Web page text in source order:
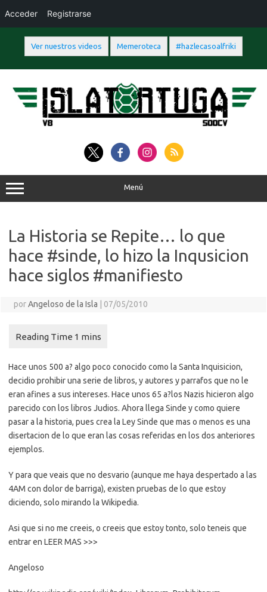
Ver nuestros videos Memeroteca #hazlecasoalfriki
contenido
Menú
La Historia se Repite… lo que
hace #sinde, lo hizo la Inqusicion
hace siglos #manifiesto
porAngeloso de la Isla 07/05/2010
Hace unos 500 a? algo poco conocido como la Santa Inquisicion,
decidio prohibir una serie de libros, y autores y parrafos que no le
eran afines a sus intereses. Hace unos 65 a?los Nazis hicieron algo
parecido con los libros Judios. Ahora llega Sinde y como quiere
pasar a la historia, pues crea la Ley Sinde que mas o menos es una
disertacion de lo que eran las cosas referidas en los dos anteriores
ejemplos.
Y para que veais que no desvario (aunque me haya despertado a las
4AM con dolor de barriga), existen pruebas de lo que estoy
diciendo, solo mirando la Wikipedia.
Asi que si no me creeis, o creeis que estoy tonto, solo teneis que
entrar en LEER MAS >>>
Angeloso
Acceder Registrarse